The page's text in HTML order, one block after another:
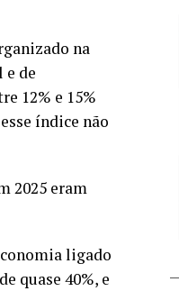
na
de
12% e 15%
índice não
2025 eram
ligado
quase 40%, e